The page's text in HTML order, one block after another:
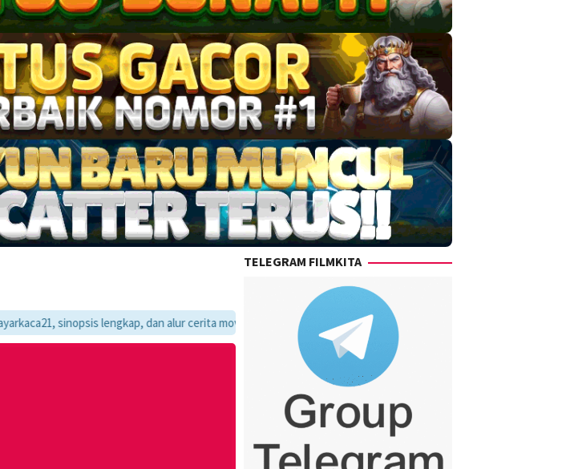
lengkap, dan alur cerita movie favoritmu dalam satu tempat yang praktis dan update setiap hari.
TELEGRAM FILMKITA